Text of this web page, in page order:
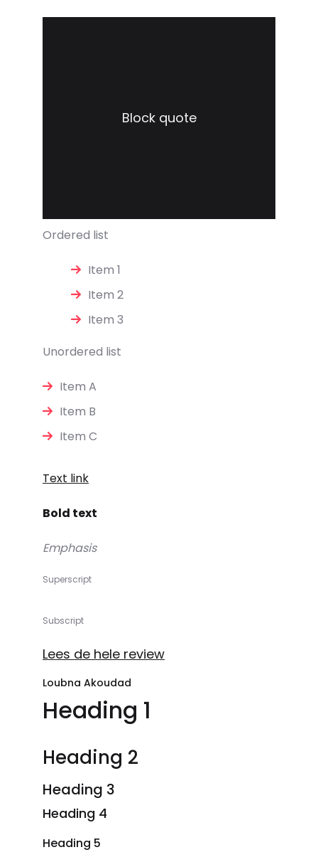
Block quote
Ordered list
Item 1
Item 2
Item 3
Unordered list
Item A
Item B
Item C
Text link
Bold text
Emphasis
Superscript
Subscript
Lees de hele review
Loubna Akoudad
Heading 1
Heading 2
Heading 3
Heading 4
Heading 5